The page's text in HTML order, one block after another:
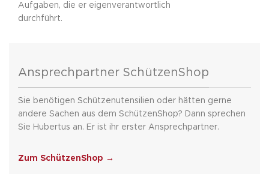
Aufgaben, die er eigenverantwortlich
durchführt.
Ansprechpartner SchützenShop
Sie benötigen Schützenutensilien oder hätten gerne
andere Sachen aus dem SchützenShop? Dann sprechen
Sie Hubertus an. Er ist ihr erster Ansprechpartner.
Zum SchützenShop →